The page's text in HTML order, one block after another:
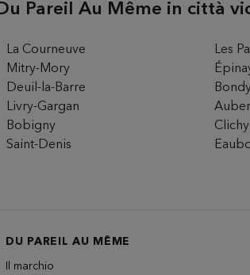
Pareil Au Même in città
La Courneuve
Mitry-Mory
Deuil-la-Barre
Livry-Gargan
Bobigny
Saint-Denis
Les
DU PAREIL AU MÊME
Il marchio